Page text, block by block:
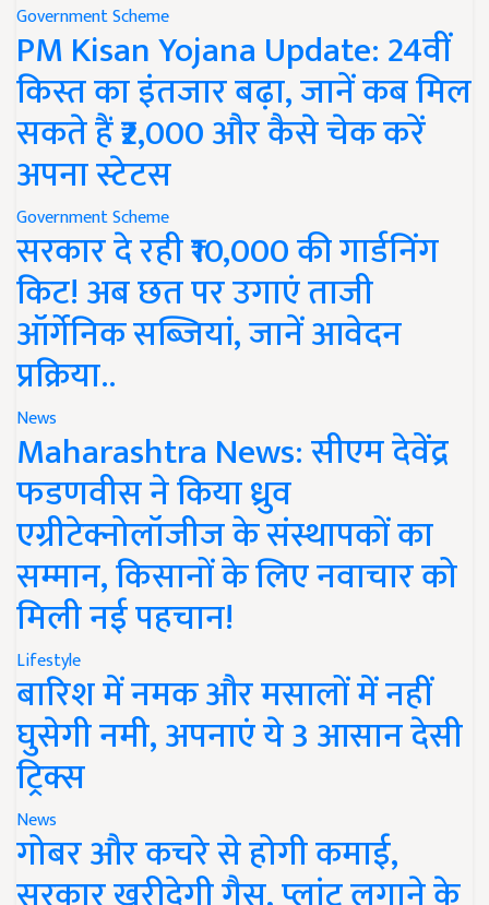
Government Scheme
PM Kisan Yojana Update: 24वीं
किस्त का इंतजार बढ़ा, जानें कब मिल
सकते हैं ₹2,000 और कैसे चेक करें
अपना स्टेटस
Government Scheme
सरकार दे रही ₹10,000 की गार्डनिंग
किट! अब छत पर उगाएं ताजी
ऑर्गेनिक सब्जियां, जानें आवेदन
प्रक्रिया..
News
Maharashtra News: सीएम देवेंद्र
फडणवीस ने किया ध्रुव
एग्रीटेक्नोलॉजीज के संस्थापकों का
सम्मान, किसानों के लिए नवाचार को
मिली नई पहचान!
Lifestyle
बारिश में नमक और मसालों में नहीं
घुसेगी नमी, अपनाएं ये 3 आसान देसी
ट्रिक्स
News
गोबर और कचरे से होगी कमाई,